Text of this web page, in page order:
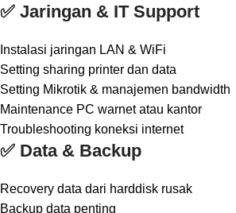
✅ Jaringan & IT Support
Instalasi jaringan LAN & WiFi
Setting sharing printer dan data
Setting Mikrotik & manajemen bandwidth
Maintenance PC warnet atau kantor
Troubleshooting koneksi internet
✅ Data & Backup
Recovery data dari harddisk rusak
Backup data penting